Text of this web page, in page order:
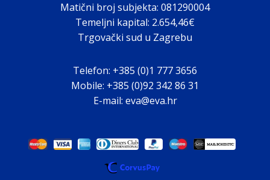
Matični broj subjekta: 081290004
Temeljni kapital: 2.654,46€
Trgovački sud u Zagrebu
Telefon: +385 (0)1 777 3656
Mobile: +385 (0)92 342 86 31
E-mail: eva@eva.hr